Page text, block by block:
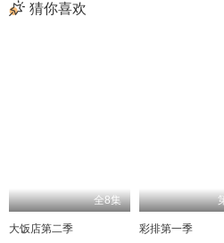
猜你喜欢
全8集
大饭店第二季 彩排第一季